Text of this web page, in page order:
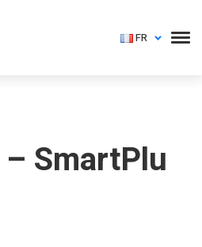
FR
SmartPlu